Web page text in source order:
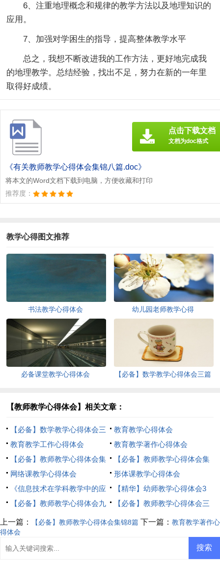
6、注重地理概念和规律的教学方法以及地理知识的
应用。
7、加强对学困生的指导，提高整体教学水平
总之，我想不断改进我的工作方法，更好地完成我
的地理教学。总结经验，找出不足，努力在新的一年里
取得好成绩。
《有关教师教学心得体会集锦八篇.doc》
将本文的Word文档下载到电脑，方便收藏和打印
推荐度：
点击下载文档
文档为doc格式
教学心得图文推荐
书法教学心得体会 幼儿园老师教学心得
必备课堂教学心得体会 【必备】数学教学心得体会三篇
【教师教学心得体会】相关文章：
【必备】数学教学心得体会三
篇
教育教学心得体会
教育教学工作心得体会
教育教学著作心得体会
【必备】教师教学心得体会集
锦8篇
【必备】教师教学心得体会集
锦7篇
网络课教学心得体会
形体课教学心得体会
《信息技术在学科教学中的应
用》学习心得体会
【精华】幼师教学心得体会3
篇
【必备】教师教学心得体会九
【必备】教师教学心得体会三
篇
上一篇： 【必备】教师教学心得体会集锦8篇 下一篇： 教育教学著作心
得体会